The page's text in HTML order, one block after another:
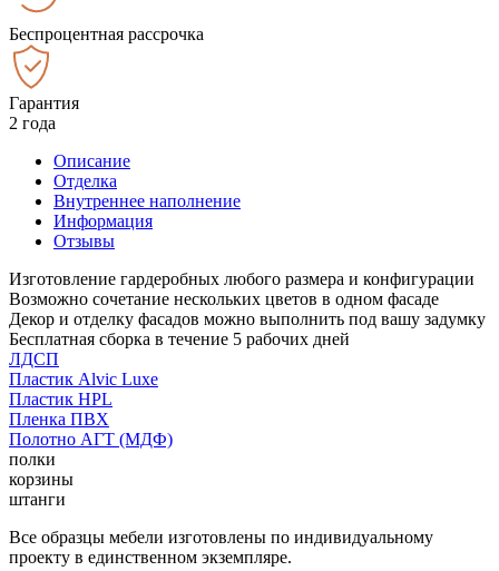
Беспроцентная рассрочка
Гарантия
2 года
Описание
Отделка
Внутреннее наполнение
Информация
Отзывы
Изготовление гардеробных любого размера и конфигурации
Возможно сочетание нескольких цветов в одном фасаде
Декор и отделку фасадов можно выполнить под вашу задумку
Бесплатная сборка в течение 5 рабочих дней
ЛДСП
Пластик Alvic Luxe
Пластик HPL
Пленка ПВХ
Полотно АГТ (МДФ)
полки
корзины
штанги
Все образцы мебели изготовлены по индивидуальному
проекту в единственном экземпляре.